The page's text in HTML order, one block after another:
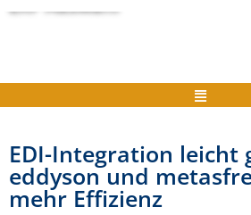
Menü
EDI-Integration leicht
eddyson und
mehr Effizienz